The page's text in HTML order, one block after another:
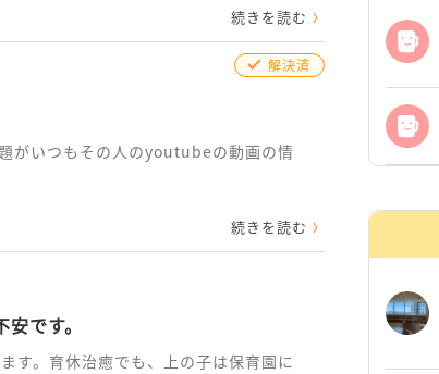
続きを読む
解決済
がいつもその人のyoutubeの動画の情
続きを読む
です。
す。育休治癒でも、上の子は保育園に